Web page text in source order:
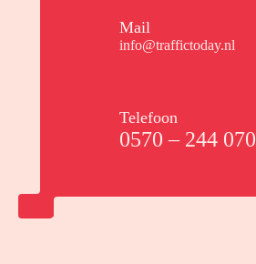
Mail
info@traffictoday.nl
Telefoon
0570 – 244 070